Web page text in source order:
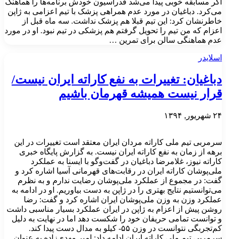
اگر مسابقه خوبی پیدا می‌شد فدراسیون خودش برنامه‌ها را هماهنگ
می‌کرد. دباغیان در مورد عدم همراهی پزشک با تیم اعزامی به ژاپن
خاطرنشان کرد: این تیم قبلا هم پزشک نداشت. سه ماه قبل از
اعزام که من تیم را تحویل گرفتم هم پزشکی در تیم نبود. او در مورد
عدم هماهنگی سالن برای تمرین …
اسلایدر
دباغیان: تغییرات به نفع کاراته ایران نیست/
قرار نیست همیشه قهرمان باشیم
۲۴ شهریور, ۱۳۹۴
سرمربی تیم ملی کاراته مردان ایران معتقد است تغییرات در این
برهه از زمان به نفع کاراته ایران نیست. به گزارش پایگاه خبری
کاراته نیوز، غلامرضا دباغیان در گفت‌وگو با ایسنا به عملکرد
ملی‌پوشان کاراته ایران در رقابت‌های قهرمانی آسیا اشاره کرد و
گفت: در مجموع از عملکرد ملی‌پوشان رضایت ندارم و به نظرم
می‌توانستیم نتایج بهتری را در ژاپن به دست بیاوریم. او در ادامه به
عملکرد وزن به وزن ملی‌پوشان ایران اشاره کرد و گفت: رضا
روشن پیش از اعزام به ژاپن در ایران عملکرد بسیار مناسبی داشت
و توانست تمامی حریفان خود را شکست دهد اما در نهایت به دلیل
کم‌تجربگی نتوانست در وزن ۵۵- کیلو به مدال دست پیدا کند.